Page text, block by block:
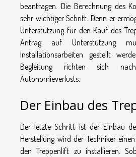
beantragen. Die Berechnung des
sehr wichtiger Schritt. Denn er
Unterstützung für den Kauf des
Antrag auf Unterstützung
Installationsarbeiten gestellt
Begleitung richten sich
Autonomieverlusts.
Der Einbau des
Der letzte Schritt ist der Einbau
Herstellung wird der Techniker
den Treppenlift zu installieren.